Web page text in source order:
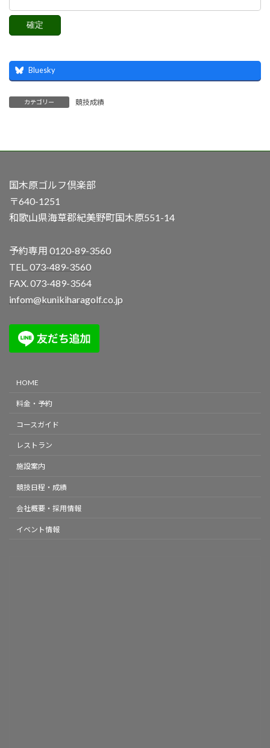
Bluesky
カテゴリー 競技成績
国木原ゴルフ倶楽部
〒640-1251
和歌山県海草郡紀美野町国木原551-14
予約専用 0120-89-3560
TEL.073-489-3560
FAX. 073-489-3564
infom@kunikiharagolf.co.jp
HOME
料金・予約
コースガイド
レストラン
施設案内
競技日程・成績
会社概要・採用情報
イベント情報